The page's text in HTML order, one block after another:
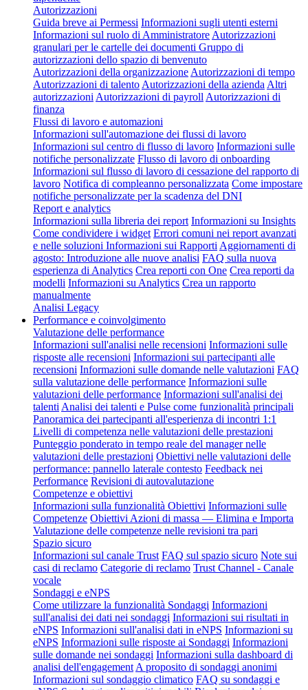
Autorizzazioni
Guida breve ai Permessi Informazioni sugli utenti esterni
Informazioni sul ruolo di Amministratore Autorizzazioni
granulari per le cartelle dei documenti Gruppo di
autorizzazioni dello spazio di benvenuto
Autorizzazioni della organizzazione Autorizzazioni di tempo
Autorizzazioni di talento Autorizzazioni della azienda Altri
autorizzazioni Autorizzazioni di payroll Autorizzazioni di
finanza
Flussi di lavoro e automazioni
Informazioni sull'automazione dei flussi di lavoro
Informazioni sul centro di flusso di lavoro Informazioni sulle
notifiche personalizzate Flusso di lavoro di onboarding
Informazioni sul flusso di lavoro di cessazione del rapporto di
lavoro Notifica di compleanno personalizzata Come impostare
notifiche personalizzate per la scadenza del DNI
Report e analytics
Informazioni sulla libreria dei report Informazioni su Insights
Come condividere i widget Errori comuni nei report avanzati
e nelle soluzioni Informazioni sui Rapporti Aggiornamenti di
agosto: Introduzione alle nuove analisi FAQ sulla nuova
esperienza di Analytics Crea reporti con One Crea reporti da
modelli Informazioni su Analytics Crea un rapporto
manualmente
Analisi Legacy
Performance e coinvolgimento
Valutazione delle performance
Informazioni sull'analisi nelle recensioni Informazioni sulle
risposte alle recensioni Informazioni sui partecipanti alle
recensioni Informazioni sulle domande nelle valutazioni FAQ
sulla valutazione delle performance Informazioni sulle
valutazioni delle performance Informazioni sull'analisi dei
talenti Analisi dei talenti e Pulse come funzionalità principali
Panoramica dei partecipanti all'esperienza di incontri 1:1
Livelli di competenza nelle valutazioni delle prestazioni
Punteggio ponderato in tempo reale del manager nelle
valutazioni delle prestazioni Obiettivi nelle valutazioni delle
performance: pannello laterale contesto Feedback nei
Performance Revisioni di autovalutazione
Competenze e obiettivi
Informazioni sulla funzionalità Obiettivi Informazioni sulle
Competenze Obiettivi Azioni di massa — Elimina e Importa
Valutazione delle competenze nelle revisioni tra pari
Spazio sicuro
Informazioni sul canale Trust FAQ sul spazio sicuro Note sui
casi di reclamo Categorie di reclamo Trust Channel - Canale
vocale
Sondaggi e eNPS
Come utilizzare la funzionalità Sondaggi Informazioni
sull'analisi dei dati nei sondaggi Informazioni sui risultati in
eNPS Informazioni sull'analisi dati in eNPS Informazioni su
eNPS Informazioni sulle risposte ai Sondaggi Informazioni
sulle domande nei sondaggi Informazioni sulla dashboard di
analisi dell'engagement A proposito di sondaggi anonimi
Informazioni sul sondaggio climatico FAQ su sondaggi e